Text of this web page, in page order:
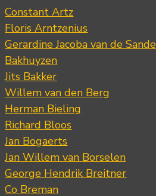
Constant Artz
Floris Arntzenius
Gerardine Jacoba van de Sande
Bakhuyzen
Jits Bakker
Willem van den Berg
Herman Bieling
Richard Bloos
Jan Bogaerts
Jan Willem van Borselen
George Hendrik Breitner
Co Breman